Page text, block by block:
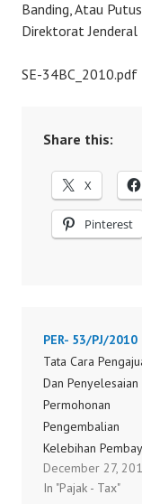
Banding, Atau
Direktorat Jenderal
SE-34BC_2010.pdf
Share this:
X
Pinterest
PER- 53/PJ/2010
Tata Cara
Dan Penyelesaian
Permohonan
Pengembalian
Kelebihan
Pajak Yang
Tidak Terutang
December 27,
In "Pajak - Tax"